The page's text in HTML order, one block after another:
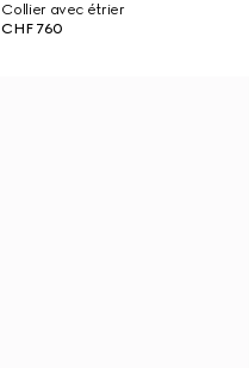
Collier avec étrier
CHF 760